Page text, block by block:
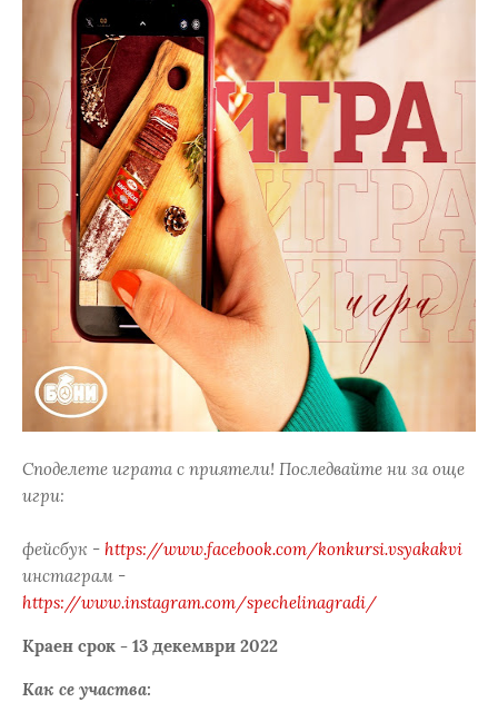
Споделете играта с приятели! Последвайте ни за още
игри:
фейсбук - https://www.facebook.com/konkursi.vsyakakvi
инстаграм -
https://www.instagram.com/spechelinagradi/
Краен срок - 13 декември 2022
Как се участва: